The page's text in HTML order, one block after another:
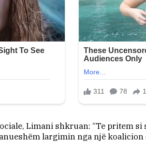
Limani shkruan: “Te pritem
largimin nga një